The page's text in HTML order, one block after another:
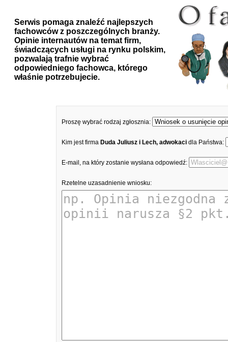
Serwis pomaga znaleźć najlepszych
fachowców z poszczególnych branży.
Opinie internautów na temat firm,
świadczących usługi na rynku polskim,
pozwalają trafnie wybrać
odpowiedniego fachowca, którego
właśnie potrzebujecie.
Proszę wybrać rodzaj zgłosznia:
Kim jest firma Duda Juliusz i Lech, adwokaci dla Państwa:
E-mail, na który zostanie wysłana odpowiedź:
Rzetelne uzasadnienie wniosku: